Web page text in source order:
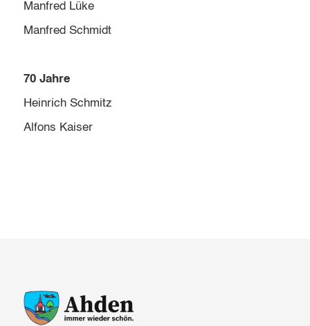
Manfred Lüke
Manfred Schmidt
70 Jahre
Heinrich Schmitz
Alfons Kaiser